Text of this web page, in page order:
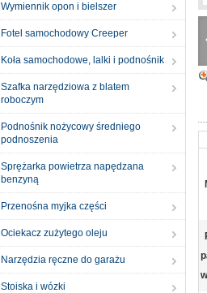
Wymiennik opon i bielszer
Fotel samochodowy Creeper
Koła samochodowe, lalki i podnośnik
Szafka narzędziowa z blatem
roboczym
Podnośnik nożycowy średniego
podnoszenia
Sprężarka powietrza napędzana
benzyną
Przenośna myjka części
Ociekacz zużytego oleju
Narzędzia ręczne do garażu
Stoiska i wózki